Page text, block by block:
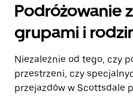
Podróżowanie
grupami i
Niezależnie od tego, czy
przestrzeni, czy
przejazdów w Scottsdale